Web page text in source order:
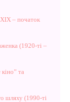
– початок
(1920-ті –
та
шляху (1990-ті